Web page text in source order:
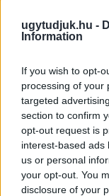
ugytudjuk.hu -
Information
If you wish to opt-
processing of your
targeted
section to confirm
opt-out request is
interest-based ads
us or personal
your opt-out. You
disclosure of your